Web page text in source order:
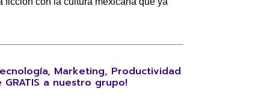
Marketing, Productividad
a nuestro grupo!